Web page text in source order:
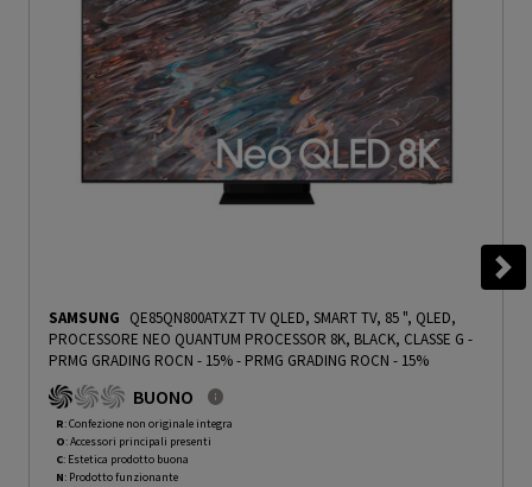
SAMSUNG QE85QN800ATXZT TV QLED, SMART TV, 85 ", QLED,
PROCESSORE NEO QUANTUM PROCESSOR 8K, BLACK, CLASSE G -
PRMG GRADING ROCN - 15%- PRMG GRADING ROCN - 15%
BUONO
R: Confezione non originale integra
O: Accessori principali presenti
C: Estetica prodotto buona
N: Prodotto funzionante